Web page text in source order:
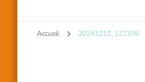
Accueil 20241212_121339